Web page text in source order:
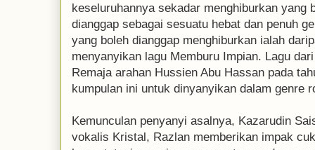
keseluruhannya sekadar menghiburkan yang
dianggap sebagai sesuatu hebat dan penuh
yang boleh dianggap menghiburkan ialah
menyanyikan lagu Memburu Impian. Lagu
Remaja arahan Hussien Abu Hassan pada
kumpulan ini untuk dinyanyikan dalam genre
Kemunculan penyanyi asalnya, Kazarudin
vokalis Kristal, Razlan memberikan impak